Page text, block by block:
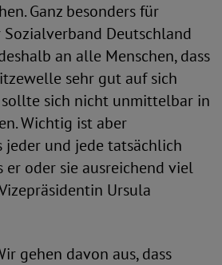
Ganz besonders für
Deutschland
an alle Menschen, dass
sehr gut auf sich
sollte sich nicht unmittelbar in
Wichtig ist aber
jeder und jede tatsächlich
er oder sie ausreichend viel
Ursula
gehen davon aus, dass